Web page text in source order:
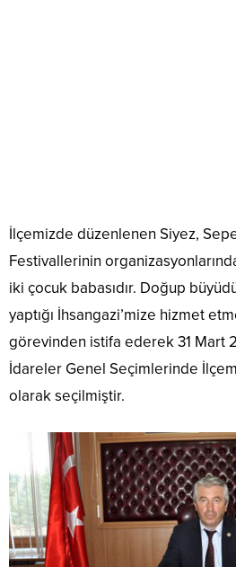
İlçemizde düzenlenen Siyez,
Festivallerinin
iki çocuk babasıdır. Doğup
yaptığı İhsangazi’mize hizmet
görevinden istifa ederek 31 Mart
İdareler Genel Seçimlerinde
olarak seçilmiştir.